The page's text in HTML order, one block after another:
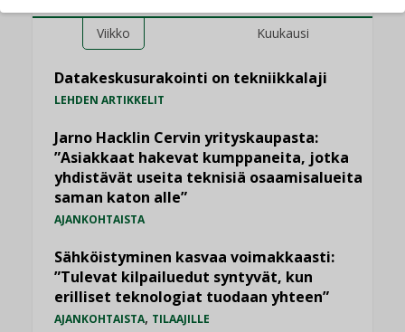
Viikko Kuukausi
Datakeskusurakointi on tekniikkalaji
LEHDEN ARTIKKELIT
Jarno Hacklin Cervin yrityskaupasta:
”Asiakkaat hakevat kumppaneita, jotka
yhdistävät useita teknisiä osaamisalueita
saman katon alle”
AJANKOHTAISTA
Sähköistyminen kasvaa voimakkaasti:
”Tulevat kilpailuedut syntyvät, kun
erilliset teknologiat tuodaan yhteen”
AJANKOHTAISTA, TILAAJILLE